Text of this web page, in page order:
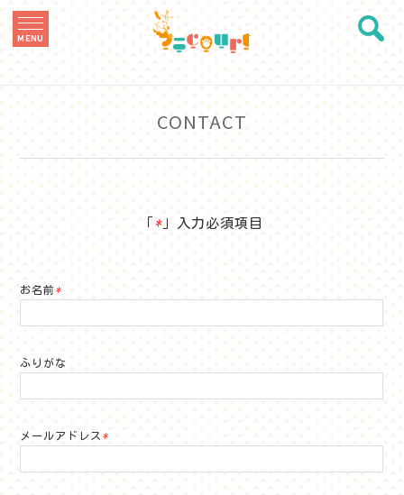
MENU
CONTACT
「*」入力必須項目
お名前*
ふりがな
メールアドレス*